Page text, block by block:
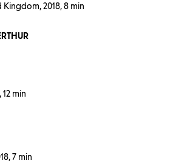
Kingdom, 2018, 8 min
min
7 min